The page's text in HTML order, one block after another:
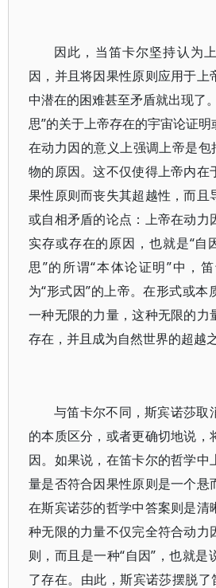
因此，当笛卡尔坚持认为
因，并且将因果性原则应用于上
中潜在的困难甚至矛盾就出现了
思”的关于上帝存在的宇宙论证
在动力因的意义上强调上帝是包
物的原因。这不仅使得上帝内在
果性原则而丧失其超越性，而且
或自相矛盾的论点：上帝在动力
实存或存在的原因，也就是“自
思”的所谓“本体论证明”中，
为“形式因”的上帝。在形式或本
一种无限的力量，这种无限的力
存在，并且成为自然世界的超越之
与笛卡尔不同，斯宾诺莎取
的本质区分，或者更确切地说，
因。如果说，在笛卡尔的哲学中
量是否符合因果性原则是一个悬
在斯宾诺莎的哲学中答案则是清
种无限的力量不仅完全符合动力
则，而且是一种“自因”，也就是
了存在。由此，斯宾诺莎摆脱了